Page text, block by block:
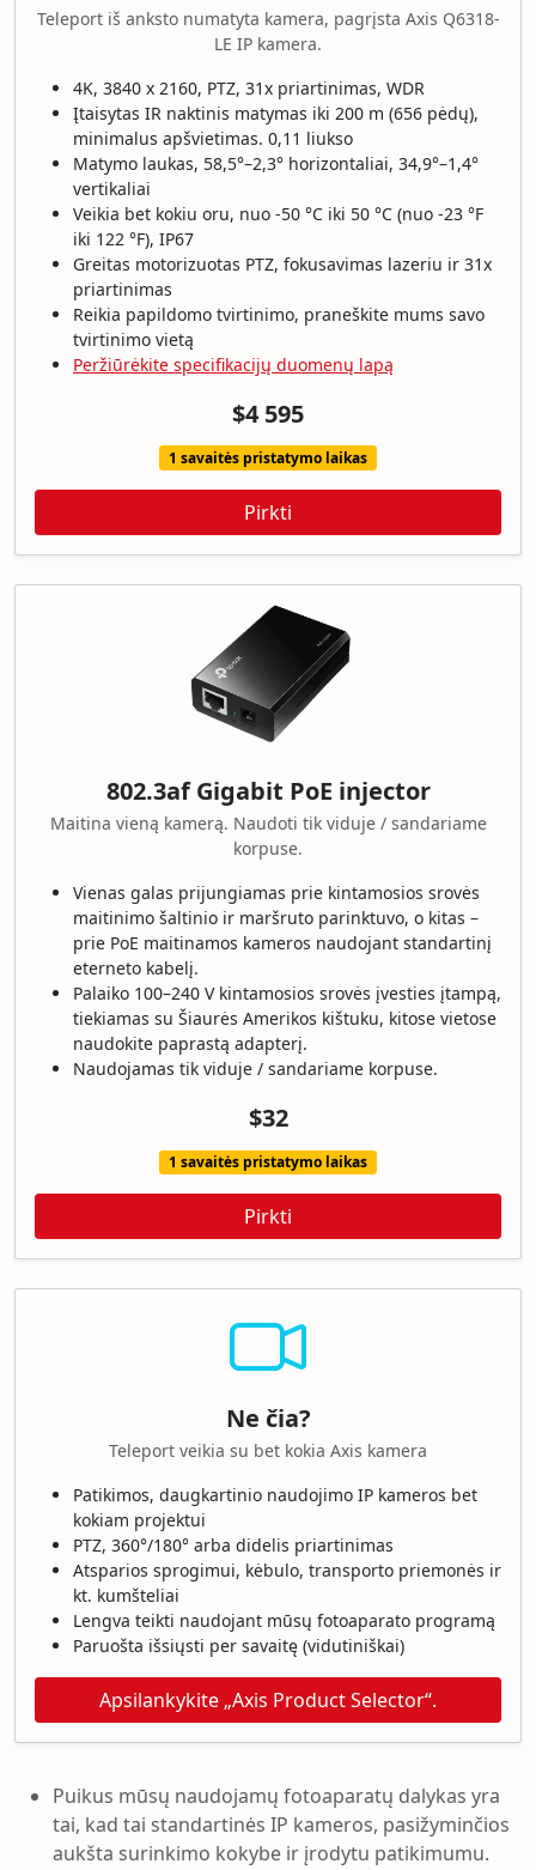
Teleport iš anksto numatyta kamera, pagrįsta Axis Q6318-
LE IP kamera.
4K, 3840 x 2160, PTZ, 31x priartinimas, WDR
Įtaisytas IR naktinis matymas iki 200 m (656 pėdų),
minimalus apšvietimas. 0,11 liukso
Matymo laukas, 58,5°–2,3° horizontaliai, 34,9°–1,4°
vertikaliai
Veikia bet kokiu oru, nuo -50 °C iki 50 °C (nuo -23 °F
iki 122 °F), IP67
Greitas motorizuotas PTZ, fokusavimas lazeriu ir 31x
priartinimas
Reikia papildomo tvirtinimo, praneškite mums savo
tvirtinimo vietą
Peržiūrėkite specifikacijų duomenų lapą
$4 595
1 savaitės pristatymo laikas
Pirkti
802.3af Gigabit PoE injector
Maitina vieną kamerą. Naudoti tik viduje / sandariame
korpuse.
Vienas galas prijungiamas prie kintamosios srovės
maitinimo šaltinio ir maršruto parinktuvo, o kitas –
prie PoE maitinamos kameros naudojant standartinį
eterneto kabelį.
Palaiko 100–240 V kintamosios srovės įvesties įtampą,
tiekiamas su Šiaurės Amerikos kištuku, kitose vietose
naudokite paprastą adapterį.
Naudojamas tik viduje / sandariame korpuse.
$32
1 savaitės pristatymo laikas
Pirkti
Ne čia?
Teleport veikia su bet kokia Axis kamera
Patikimos, daugkartinio naudojimo IP kameros bet
kokiam projektui
PTZ, 360°/180° arba didelis priartinimas
Atsparios sprogimui, kėbulo, transporto priemonės ir
kt. kumšteliai
Lengva teikti naudojant mūsų fotoaparato programą
Paruošta išsiųsti per savaitę (vidutiniškai)
Apsilankykite „Axis Product Selector“.
Puikus mūsų naudojamų fotoaparatų dalykas yra
tai, kad tai standartinės IP kameros, pasižyminčios
aukšta surinkimo kokybe ir įrodytu patikimumu.